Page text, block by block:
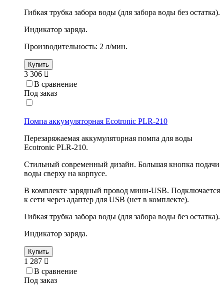
Гибкая трубка забора воды (для забора воды без остатка).
Индикатор заряда.
Производительность: 2 л/мин.
Купить
3 306
В сравнение
Под заказ
Помпа аккумуляторная Ecotronic PLR-210
Перезаряжаемая аккумуляторная помпа для воды
Ecotronic PLR-210.
Стильный современный дизайн. Большая кнопка подачи
воды сверху на корпусе.
В комплекте зарядный провод мини-USB. Подключается
к сети через адаптер для USB (нет в комплекте).
Гибкая трубка забора воды (для забора воды без остатка).
Индикатор заряда.
Купить
1 287
В сравнение
Под заказ